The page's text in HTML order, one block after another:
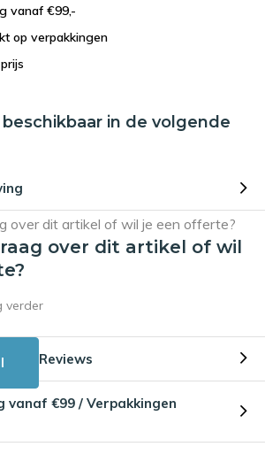
vanaf €99,-
op verpakkingen
in de volgende
over dit artikel of wil
verder
Reviews
vanaf €99 / Verpakkingen